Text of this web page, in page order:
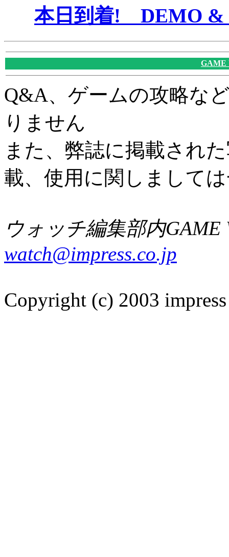
本日到着! DEMO &
GAME
Q&A、ゲームの攻略な
りません
また、弊誌に掲載され
載、使用に関しまして
ウォッチ編集部内GAME
watch@impress.co.jp
Copyright (c) 2003